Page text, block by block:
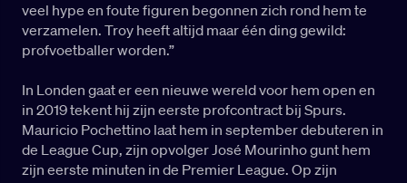
veel hype en foute figuren begonnen zich rond hem te
verzamelen. Troy heeft altijd maar één ding gewild:
profvoetballer worden.”
In Londen gaat er een nieuwe wereld voor hem open en
in 2019 tekent hij zijn eerste profcontract bij Spurs.
Mauricio Pochettino laat hem in september debuteren in
de League Cup, zijn opvolger José Mourinho gunt hem
zijn eerste minuten in de Premier League. Op zijn